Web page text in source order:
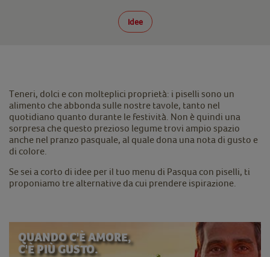
Idee
Teneri, dolci e con molteplici proprietà: i piselli sono un
alimento che abbonda sulle nostre tavole, tanto nel
quotidiano quanto durante le festività. Non è quindi una
sorpresa che questo prezioso legume trovi ampio spazio
anche nel pranzo pasquale, al quale dona una nota di gusto e
di colore.
Se sei a corto di idee per il tuo menu di Pasqua con piselli, ti
proponiamo tre alternative da cui prendere ispirazione.
QUANDO C'È AMORE,
C'È PIÙ GUSTO.